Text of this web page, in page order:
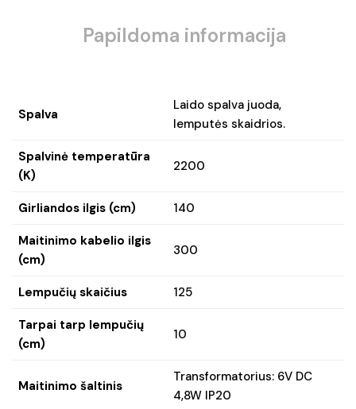
Papildoma informacija
Spalva
Laido spalva juoda,
lemputės skaidrios.
Spalvinė temperatūra
(K)
2200
Girliandos ilgis (cm) 140
Maitinimo kabelio ilgis
(cm)
300
Lempučių skaičius 125
Tarpai tarp lempučių
(cm)
10
Maitinimo šaltinis
Transformatorius: 6V DC
4,8W IP20